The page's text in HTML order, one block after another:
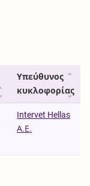
Υπεύθυνος
κυκλοφορίας
Intervet Hellas
Α.Ε.